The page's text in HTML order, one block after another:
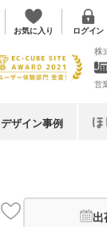
お気に入り ログイン
デザイン事例
株
営